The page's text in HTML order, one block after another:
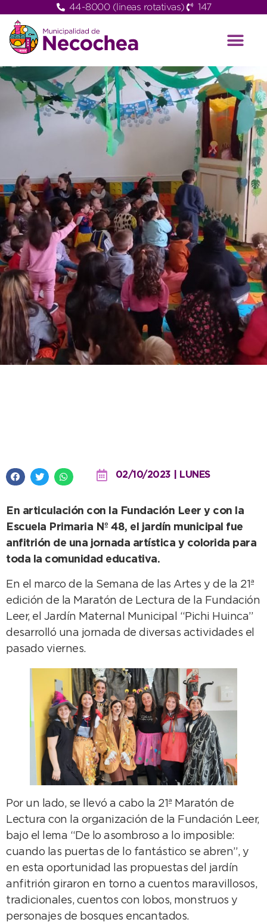
44-8000 (lineas rotativas) 147
02/10/2023 | LUNES
En articulación con la Fundación Leer y con la
Escuela Primaria Nº 48, el jardín municipal fue
anfitrión de una jornada artística y colorida para
toda la comunidad educativa.
En el marco de la Semana de las Artes y de la 21ª
edición de la Maratón de Lectura de la Fundación
Leer, el Jardín Maternal Municipal “Pichi Huinca”
desarrolló una jornada de diversas actividades el
pasado viernes.
Por un lado, se llevó a cabo la 21ª Maratón de
Lectura con la organización de la Fundación Leer,
bajo el lema “De lo asombroso a lo imposible:
cuando las puertas de lo fantástico se abren”, y
en esta oportunidad las propuestas del jardín
anfitrión giraron en torno a cuentos maravillosos,
tradicionales, cuentos con lobos, monstruos y
personajes de bosques encantados.